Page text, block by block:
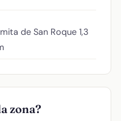
de San Roque 1,3
zona?